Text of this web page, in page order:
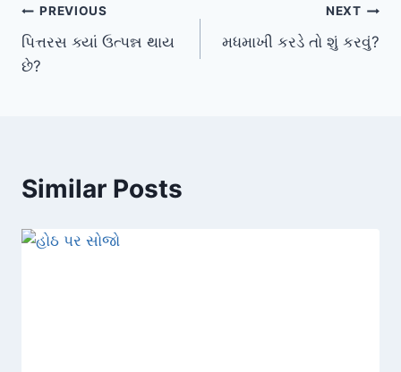
Post
navigation
PREVIOUS
પિત્તરસ ક્યાં ઉત્પન્ન થાય
છે?
NEXT
મધમાખી કરડે તો શું કરવું?
Similar Posts